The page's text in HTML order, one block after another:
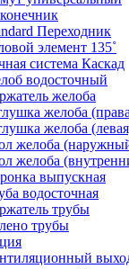
Переходник
элемент 135˚
система Каскад
водосточный
желоба
желоба
желоба
желоба
желоба
выпускная
водосточная
трубы
трубы